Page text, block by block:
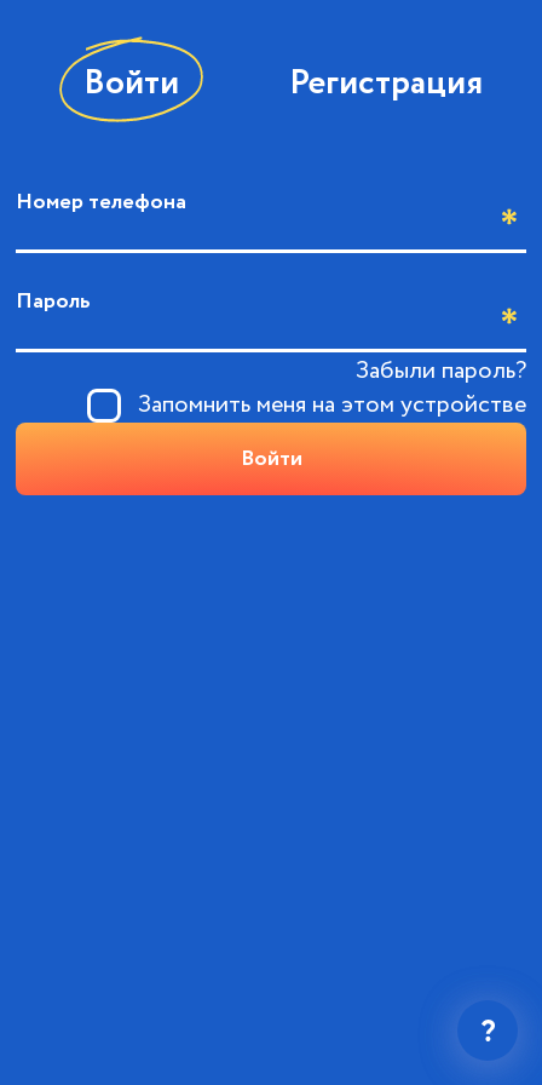
Войти Регистрация
Номер телефона
Пароль
Забыли пароль?
Запомнить меня на этом устройстве